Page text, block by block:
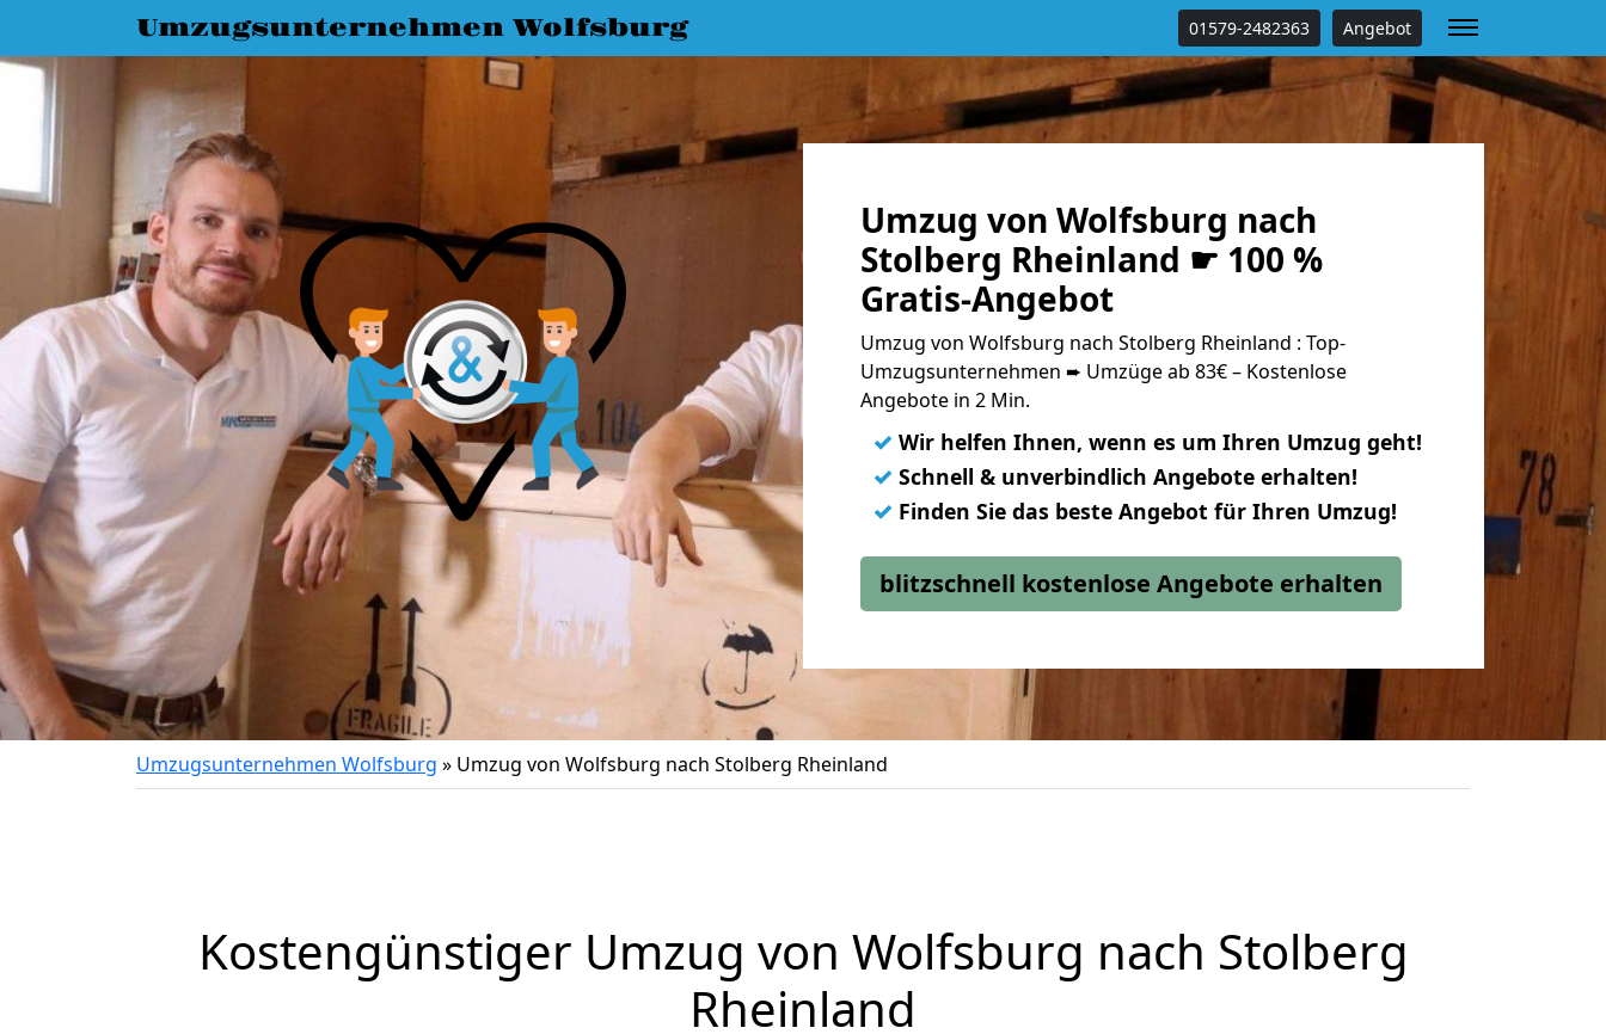
Umzugsunternehmen Wolfsburg 01579-2482363 Angebot
Umzug von Wolfsburg nach
Stolberg Rheinland ☛ 100 %
Gratis-Angebot
Umzug von Wolfsburg nach Stolberg Rheinland : Top-
Umzugsunternehmen ➨ Umzüge ab 83€ – Kostenlose
Angebote in 2 Min.
✓ Wir helfen Ihnen, wenn es um Ihren Umzug geht!
✓ Schnell & unverbindlich Angebote erhalten!
✓ Finden Sie das beste Angebot für Ihren Umzug!
blitzschnell kostenlose Angebote erhalten
Umzugsunternehmen Wolfsburg » Umzug von Wolfsburg nach Stolberg Rheinland
Kostengünstiger Umzug von Wolfsburg nach Stolberg
Rheinland